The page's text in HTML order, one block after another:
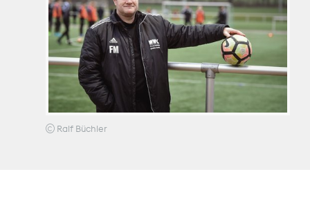
Tarifpolitik
Theodor-Wolff-Preis
Wächterpreis
Ralf Büchler